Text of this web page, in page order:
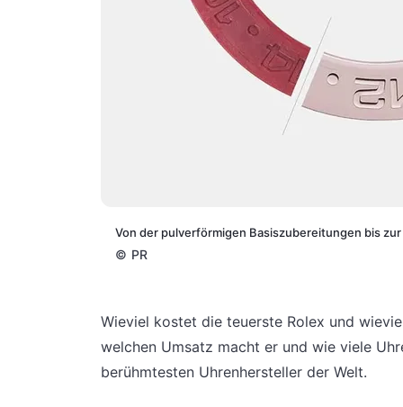
Von der pulverförmigen Basiszubereitungen bis
© PR
Wieviel kostet die teuerste Rolex und
welchen Umsatz macht er und wie viele
berühmtesten Uhrenhersteller der Welt.